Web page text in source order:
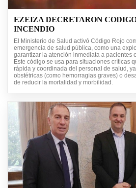
EZEIZA DECRETARON
INCENDIO
El Ministerio de Salud activó Código Rojo
emergencia de salud pública, como una
garantizar la atención inmediata a pacientes
Este código se usa para situaciones críticas
rápida y coordinada del personal de salud,
obstétricas (como hemorragias graves) o
de reducir la mortalidad y morbilidad.